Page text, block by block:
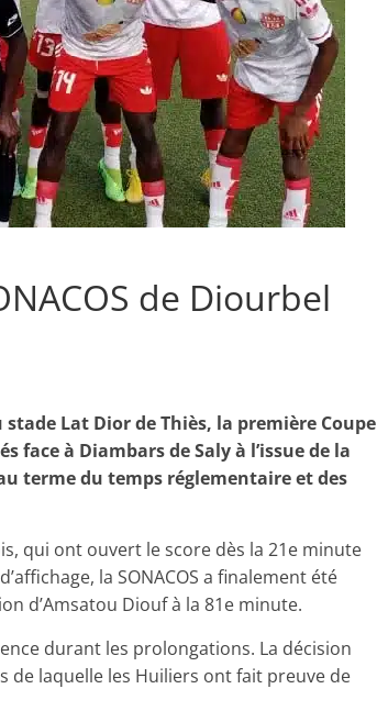
de Diourbel
Lat Dior de Thiès, la première Coupe
face à Diambars de Saly à l’issue de la
terme du temps réglementaire et des
qui ont ouvert le score dès la 21e minute
la SONACOS a finalement été
d’Amsatou Diouf à la 81e minute.
durant les prolongations. La décision
de laquelle les Huiliers ont fait preuve de